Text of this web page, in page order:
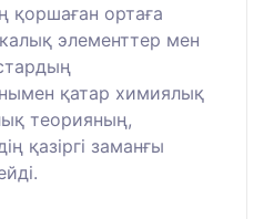
қоршаған ортаға
элементтер мен
қатар химиялық
теорияның,
қазіргі заманғы